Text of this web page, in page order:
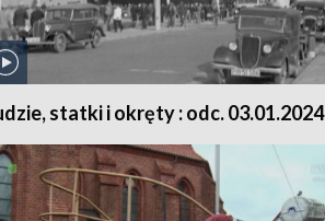
statki i okręty : odc. 03.01.2024